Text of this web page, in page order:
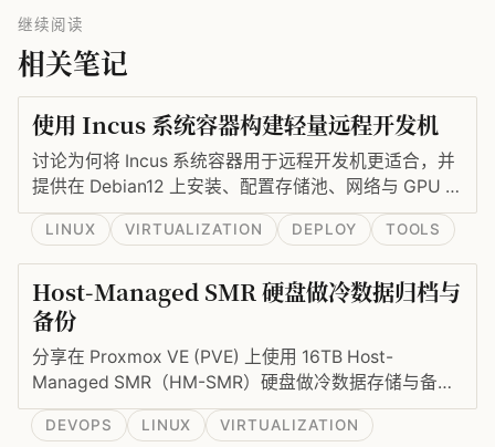
继续阅读
相关笔记
使用 Incus 系统容器构建轻量远程开发机
讨论为何将 Incus 系统容器用于远程开发机更适合，并
提供在 Debian12 上安装、配置存储池、网络与 GPU 支
持的实操命令。
LINUX VIRTUALIZATION DEPLOY TOOLS
Host-Managed SMR 硬盘做冷数据归档与
备份
分享在 Proxmox VE (PVE) 上使用 16TB Host-
Managed SMR（HM-SMR）硬盘做冷数据存储与备份
的实践：为何选择 HM-SMR、在 PVE 上使用 btrfs 的
配置步骤、fio 顺序写入测试实测速度（约 140–
DEVOPS LINUX VIRTUALIZATION